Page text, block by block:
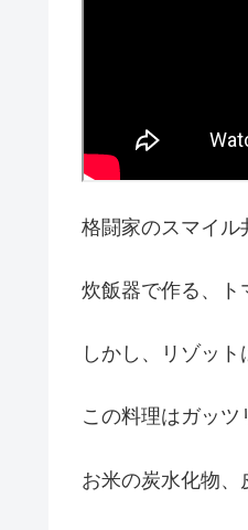
格闘家のスマイル
炊飯器で作る、ト
しかし、リゾット
この料理はガッツ
お米の炭水化物、